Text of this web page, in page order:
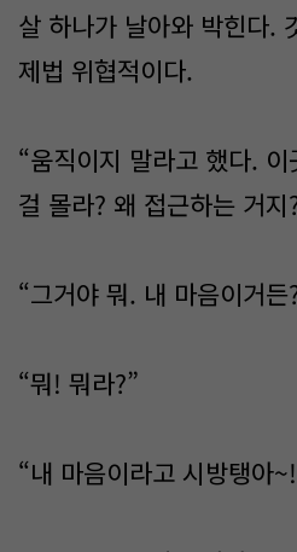
살 하나가 날아와 박힌다.
제법 위협적이다.
“움직이지 말라고 했다.
걸 몰라? 왜 접근하는 거지
“그거야 뭐. 내 마음이거든
“뭐! 뭐라?”
“내 마음이라고 시방탱아